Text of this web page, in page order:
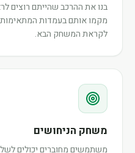
בנו את ההרכב שהייתם רוצים
מקמו אותם בעמדות
לקראת המשחק הבא.
משחק הניחושים
משתמשים מחוברים יכולים